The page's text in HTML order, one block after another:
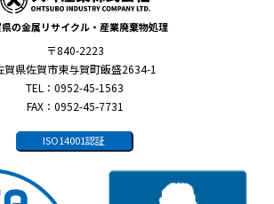
の金属リサイクル・産業廃棄物処理
〒840-2223
賀県佐賀市東与賀町飯盛2634-1
TEL：0952-45-1563
FAX：0952-45-7731
ISO14001認証